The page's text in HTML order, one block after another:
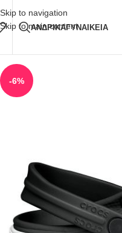
Skip to navigation
Skip to main content
Δωρεάν Μεταφορικά
ΑΝΔΡΙΚΑΓΥΝΑΙΚΕΙΑ
-6%